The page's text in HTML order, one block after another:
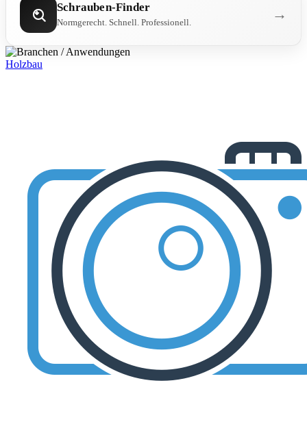
Schrauben-Finder
Normgerecht. Schnell. Professionell. →
Holzbau